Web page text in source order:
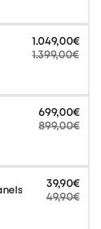
1.049,00€
1.399,00€
699,00€
899,00€
39,90€
49,90€